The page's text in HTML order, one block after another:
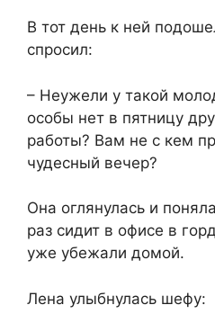
В тот день к ней
спросил:
– Неужели у такой
особы нет в пятницу
работы? Вам не с кем
чудесный вечер?
Она оглянулась и
раз сидит в офисе в
уже убежали домой.
Лена улыбнулась шефу: